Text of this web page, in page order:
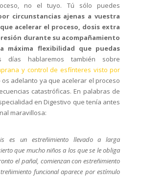
no el tuyo. Tú sólo puedes
circunstancias ajenas a vuestra
acelerar el proceso, dosis extra
durante su acompañamiento
máxima flexibilidad que puedas
días hablaremos también sobre
y control de esfínteres visto por
os adelanto ya que acelerar el proceso
catastróficas. En palabras de
en Digestivo que tenía antes
maravillosa:
es un estreñimiento llevado a larga
que mucho niños a los que se le obliga
el pañal, comienzan con estreñimiento
funcional aparece por estímulo